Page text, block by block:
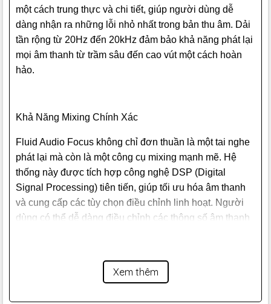
một cách trung thực và chi tiết, giúp người dùng dễ
dàng nhận ra những lỗi nhỏ nhất trong bản thu âm. Dải
tần rộng từ 20Hz đến 20kHz đảm bảo khả năng phát lại
mọi âm thanh từ trầm sâu đến cao vút một cách hoàn
hảo.
Khả Năng Mixing Chính Xác
Fluid Audio Focus không chỉ đơn thuần là một tai nghe
phát lại mà còn là một công cụ mixing mạnh mẽ. Hệ
thống này được tích hợp công nghệ DSP (Digital
Signal Processing) tiên tiến, giúp tối ưu hóa âm thanh
và cung cấp các tùy chọn điều chỉnh linh hoạt. Người
dùng có thể dễ dàng điều chỉnh các thông số âm thanh
Xem thêm